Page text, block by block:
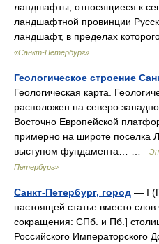
ландшафты, относящиеся к
ландшафтной провинции
ландшафт, в пределах
«Санкт-Петербург»
Геологическое строение
Геологическая карта.
расположен на северо
Восточно Европейской
примерно на широте поселка
выступом фундамента… …
Петербург»
Санкт-Петербург, город — I
настоящей статье вместо
сокращения: СПб. и Пб.]
Российского Императорского